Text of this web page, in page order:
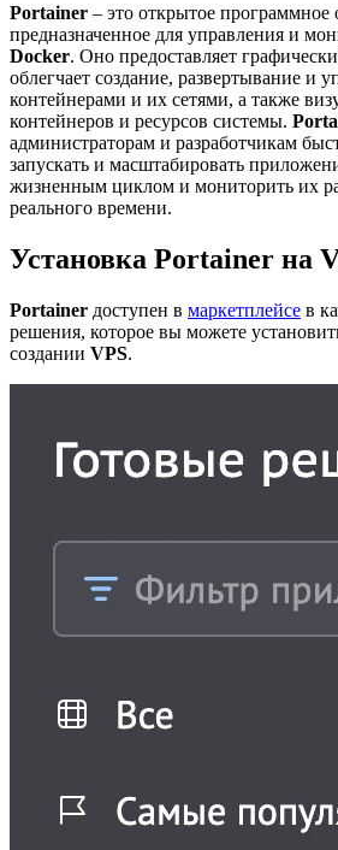
Portainer – это открытое программное
предназначенное для управления и
Docker. Оно предоставляет
облегчает создание, развертывание и
контейнерами и их сетями, а также
контейнеров и ресурсов системы.
администраторам и разработчикам
запускать и масштабировать
жизненным циклом и мониторить их
реального времени.
Установка Portainer на
Portainer доступен в маркетплейсе в
решения, которое вы можете
создании VPS.